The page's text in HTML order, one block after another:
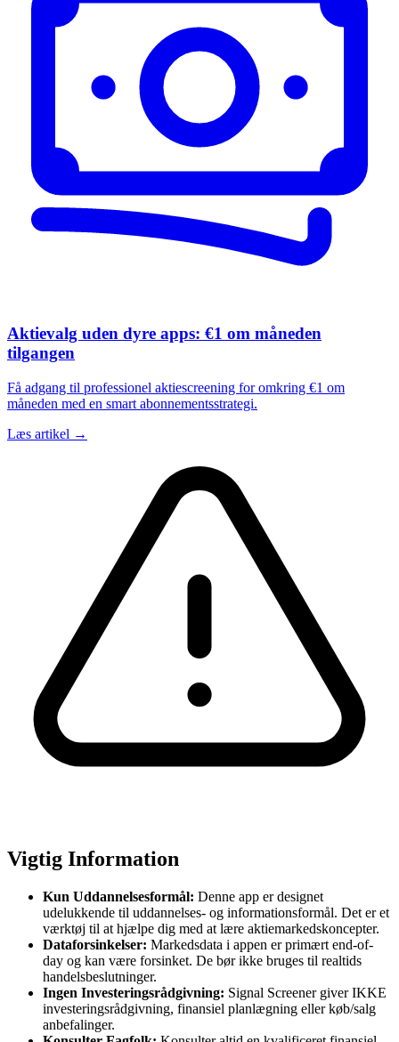
Aktievalg uden dyre apps: €1 om måneden
tilgangen
Få adgang til professionel aktiescreening for omkring €1 om
måneden med en smart abonnementsstrategi.
Læs artikel →
Vigtig Information
Kun Uddannelsesformål: Denne app er designet
udelukkende til uddannelses- og informationsformål. Det er et
værktøj til at hjælpe dig med at lære aktiemarkedskoncepter.
Dataforsinkelser: Markedsdata i appen er primært end-of-
day og kan være forsinket. De bør ikke bruges til realtids
handelsbeslutninger.
Ingen Investeringsrådgivning: Signal Screener giver IKKE
investeringsrådgivning, finansiel planlægning eller køb/salg
anbefalinger.